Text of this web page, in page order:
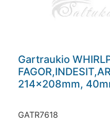
Gartraukio
214x208mm,
GATR7618